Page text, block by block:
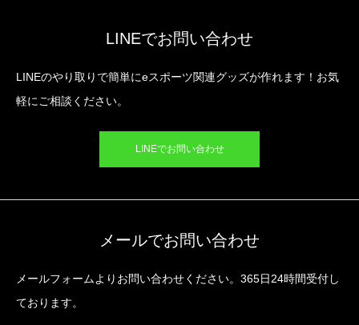
LINEでお問い合わせ
LINEのやり取りで簡単にeスポーツ関連グッズが作れます！お気
軽にご相談ください。
LINEでお問い合わせ
メールでお問い合わせ
メールフォームよりお問い合わせください。365日24時間受付し
ております。